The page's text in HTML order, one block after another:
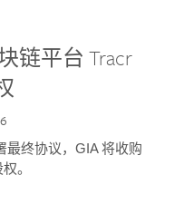
链平台 Tracr
最终协议，GIA 将收购
。